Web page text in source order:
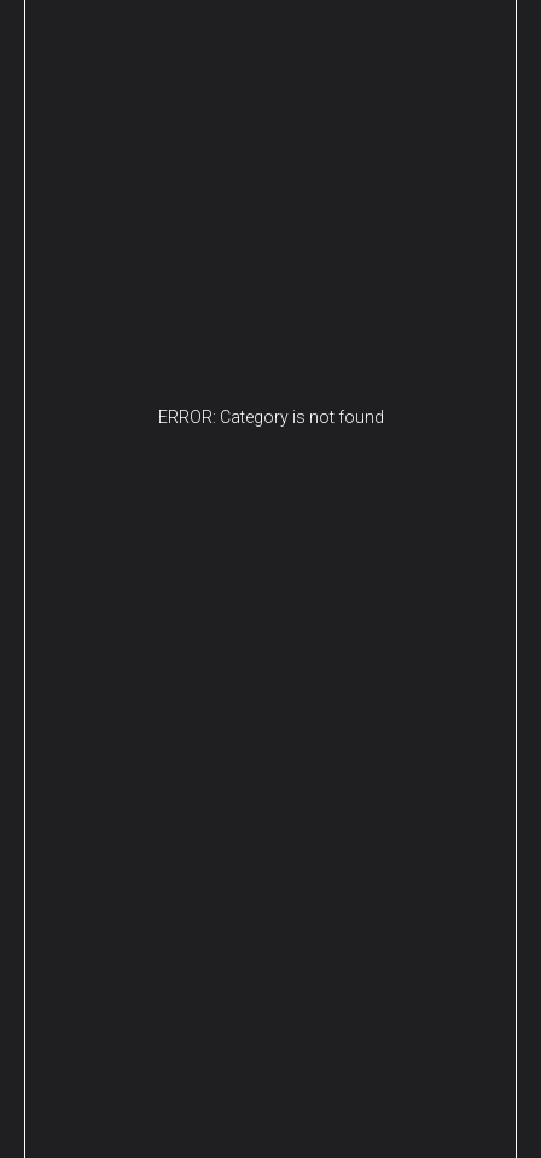
ERROR: Category is not found